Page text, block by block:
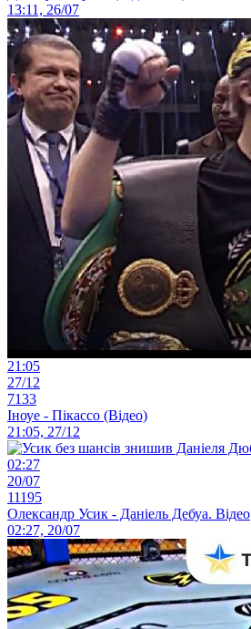
13:11, 26/07
21:05
27/12
7133
Іноуе - Пікассо (Відео)
21:05, 27/12
02:27
20/07
11195
Олександр Усик - Даніель Дебуа. Відео
02:27, 20/07